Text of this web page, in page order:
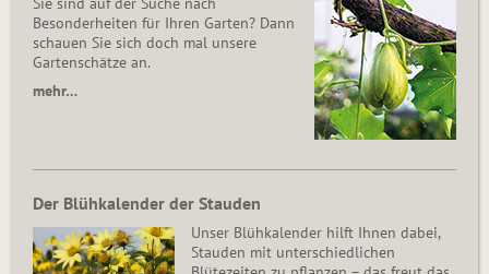
Besonderheiten für Ihren Garten? Dann
schauen Sie sich doch mal unsere
Gartenschätze an.
mehr…
Der Blühkalender der Stauden
Unser Blühkalender hilft Ihnen dabei,
Stauden mit unterschiedlichen